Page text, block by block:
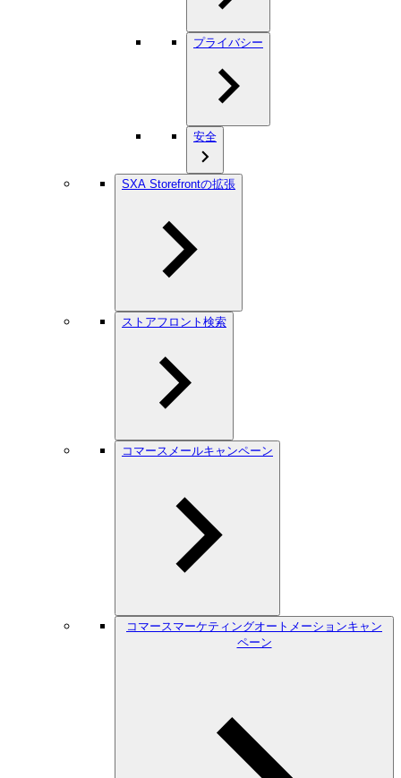
プライバシー
安全
SXA Storefrontの拡張
ストアフロント検索
コマースメールキャンペーン
コマースマーケティングオートメーションキャン
ペーン